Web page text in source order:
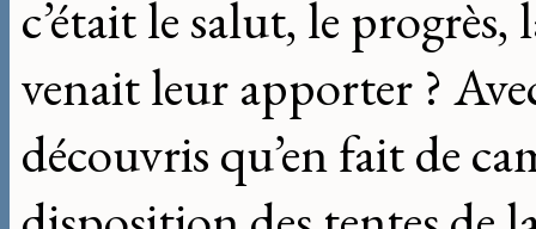
c’était le salut, le
venait leur apporter ?
découvris qu’en fait de